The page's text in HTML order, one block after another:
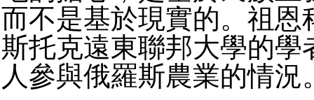
而不是基於現實的。祖恩
斯托克遠東聯邦大學的學
人參與俄羅斯農業的情況